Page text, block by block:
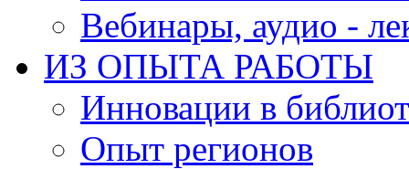
Вебинары, аудио -
ИЗ ОПЫТА РАБОТЫ
Инновации в
Опыт регионов